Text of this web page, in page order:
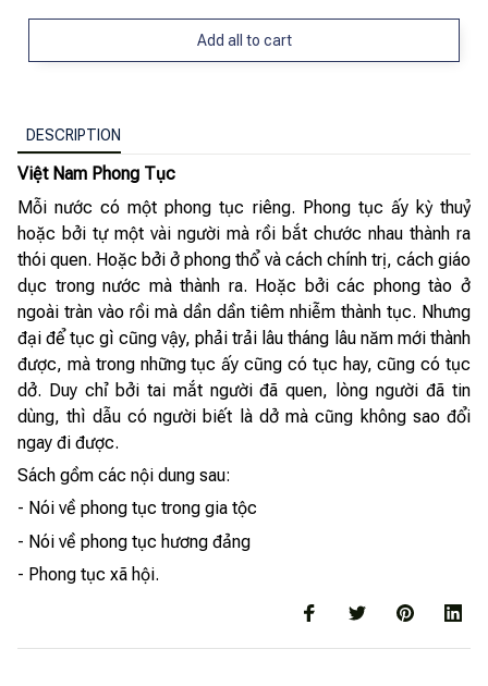
Add all to cart
DESCRIPTION
Việt Nam Phong Tục
Mỗi nước có một phong tục riêng. Phong tục ấy kỳ thuỷ
hoặc bởi tự một vài người mà rồi bắt chước nhau thành ra
thói quen. Hoặc bởi ở phong thổ và cách chính trị, cách giáo
dục trong nước mà thành ra. Hoặc bởi các phong tào ở
ngoài tràn vào rồi mà dần dần tiêm nhiễm thành tục. Nhưng
đại để tục gì cũng vậy, phải trải lâu tháng lâu năm mới thành
được, mà trong những tục ấy cũng có tục hay, cũng có tục
dở. Duy chỉ bởi tai mắt người đã quen, lòng người đã tin
dùng, thì dẫu có người biết là dở mà cũng không sao đổi
ngay đi được.
Sách gồm các nội dung sau:
- Nói về phong tục trong gia tộc
- Nói về phong tục hương đảng
- Phong tục xã hội.